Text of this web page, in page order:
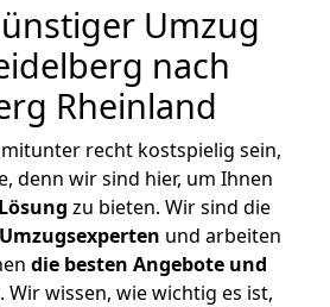
Umzug
nach
Rheinland
recht kostspielig sein,
denn wir sind hier, um Ihnen
Lösung zu bieten. Wir sind die
und arbeiten
die besten Angebote und
Wir wissen, wie wichtig es ist,